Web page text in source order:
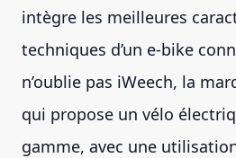
intègre les meilleures
techniques d’un e-bike
n’oublie pas iWeech, la
qui propose un vélo
gamme, avec une